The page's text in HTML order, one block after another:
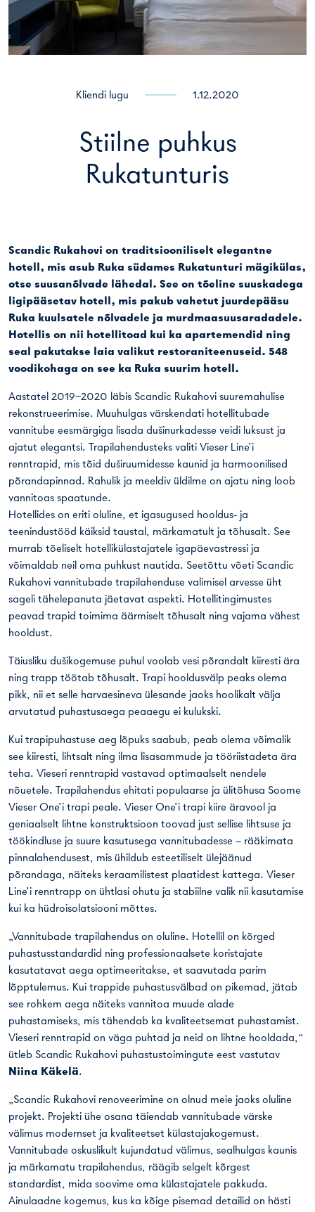
Kliendi lugu 1.12.2020
Stiilne puhkus
Rukatunturis
Scandic Rukahovi on traditsiooniliselt elegantne
hotell, mis asub Ruka südames Rukatunturi mägikülas,
otse suusanõlvade lähedal. See on tõeline suuskadega
ligipääsetav hotell, mis pakub vahetut juurdepääsu
Ruka kuulsatele nõlvadele ja murdmaasuusaradadele.
Hotellis on nii hotellitoad kui ka apartemendid ning
seal pakutakse laia valikut restoraniteenuseid. 548
voodikohaga on see ka Ruka suurim hotell.
Aastatel 2019–2020 läbis Scandic Rukahovi suuremahulise
rekonstrueerimise. Muuhulgas värskendati hotellitubade
vannitube eesmärgiga lisada dušinurkadesse veidi luksust ja
ajatut elegantsi. Trapilahendusteks valiti Vieser Line’i
renntrapid, mis tõid duširuumidesse kaunid ja harmoonilised
põrandapinnad. Rahulik ja meeldiv üldilme on ajatu ning loob
vannitoas spaatunde.
Hotellides on eriti oluline, et igasugused hooldus- ja
teenindustööd käiksid taustal, märkamatult ja tõhusalt. See
murrab tõeliselt hotellikülastajatele igapäevastressi ja
võimaldab neil oma puhkust nautida. Seetõttu võeti Scandic
Rukahovi vannitubade trapilahenduse valimisel arvesse üht
sageli tähelepanuta jäetavat aspekti. Hotellitingimustes
peavad trapid toimima äärmiselt tõhusalt ning vajama vähest
hooldust.
Täiusliku dušikogemuse puhul voolab vesi põrandalt kiiresti ära
ning trapp töötab tõhusalt. Trapi hooldusvälp peaks olema
pikk, nii et selle harvaesineva ülesande jaoks hoolikalt välja
arvutatud puhastusaega peaaegu ei kulukski.
Kui trapipuhastuse aeg lõpuks saabub, peab olema võimalik
see kiiresti, lihtsalt ning ilma lisasammude ja tööriistadeta ära
teha. Vieseri renntrapid vastavad optimaalselt nendele
nõuetele. Trapilahendus ehitati populaarse ja ülitõhusa Soome
Vieser One’i trapi peale. Vieser One’i trapi kiire äravool ja
geniaalselt lihtne konstruktsioon toovad just sellise lihtsuse ja
töökindluse ja suure kasutusega vannitubadesse – rääkimata
pinnalahendusest, mis ühildub esteetiliselt ülejäänud
põrandaga, näiteks keraamilistest plaatidest kattega. Vieser
Line’i renntrapp on ühtlasi ohutu ja stabiilne valik nii kasutamise
kui ka hüdroisolatsiooni mõttes.
„Vannitubade trapilahendus on oluline. Hotellil on kõrged
puhastusstandardid ning professionaalsete koristajate
kasutatavat aega optimeeritakse, et saavutada parim
lõpptulemus. Kui trappide puhastusvälbad on pikemad, jätab
see rohkem aega näiteks vannitoa muude alade
puhastamiseks, mis tähendab ka kvaliteetsemat puhastamist.
Vieseri renntrapid on väga puhtad ja neid on lihtne hooldada,“
ütleb Scandic Rukahovi puhastustoimingute eest vastutav
Niina Käkelä.
„Scandic Rukahovi renoveerimine on olnud meie jaoks oluline
projekt. Projekti ühe osana täiendab vannitubade värske
välimus modernset ja kvaliteetset külastajakogemust.
Vannitubade oskuslikult kujundatud välimus, sealhulgas kaunis
ja märkamatu trapilahendus, räägib selgelt kõrgest
standardist, mida soovime oma külastajatele pakkuda.
Ainulaadne kogemus, kus ka kõige pisemad detailid on hästi